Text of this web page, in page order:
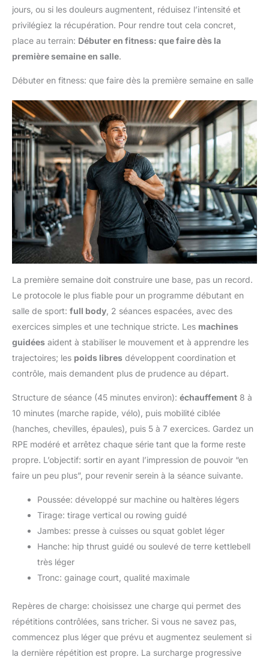
jours, ou si les douleurs augmentent, réduisez l’intensité et
privilégiez la récupération. Pour rendre tout cela concret,
place au terrain: Débuter en fitness: que faire dès la
première semaine en salle.
Débuter en fitness: que faire dès la première semaine en salle
La première semaine doit construire une base, pas un record.
Le protocole le plus fiable pour un programme débutant en
salle de sport: full body , 2 séances espacées, avec des
exercices simples et une technique stricte. Les machines
guidées aident à stabiliser le mouvement et à apprendre les
trajectoires; les poids libres développent coordination et
contrôle, mais demandent plus de prudence au départ.
Structure de séance (45 minutes environ): échauffement 8 à
10 minutes (marche rapide, vélo), puis mobilité ciblée
(hanches, chevilles, épaules), puis 5 à 7 exercices. Gardez un
RPE modéré et arrêtez chaque série tant que la forme reste
propre. L’objectif: sortir en ayant l’impression de pouvoir “en
faire un peu plus”, pour revenir serein à la séance suivante.
Poussée: développé sur machine ou haltères légers
Tirage: tirage vertical ou rowing guidé
Jambes: presse à cuisses ou squat goblet léger
Hanche: hip thrust guidé ou soulevé de terre kettlebell
très léger
Tronc: gainage court, qualité maximale
Repères de charge: choisissez une charge qui permet des
répétitions contrôlées, sans tricher. Si vous ne savez pas,
commencez plus léger que prévu et augmentez seulement si
la dernière répétition est propre. La surcharge progressive